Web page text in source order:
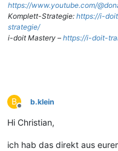
https://www.youtube.com/
Komplett-Strategie: https://i-
strategie/
i-doit Mastery – https://i-doit-
B
Offline
b.klein
Hi Christian,
ich hab das direkt aus